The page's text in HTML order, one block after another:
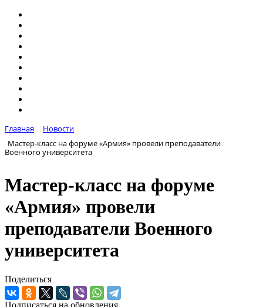
Главная
Новости
Мастер-класс на форуме «Армия» провели преподаватели
Военного университета
Мастер-класс на форуме
«Армия» провели
преподаватели Военного
университета
Поделиться
Подписаться на обновления